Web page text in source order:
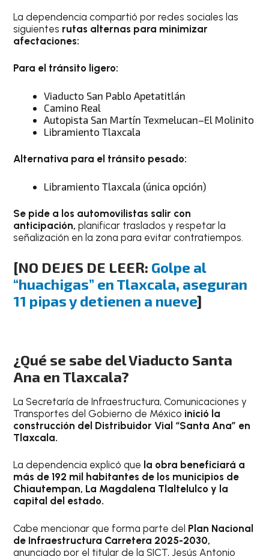
La dependencia compartió por redes sociales las
siguientes rutas alternas para minimizar
afectaciones:
Para el tránsito ligero:
Viaducto San Pablo Apetatitlán
Camino Real
Autopista San Martín Texmelucan–El Molinito
Libramiento Tlaxcala
Alternativa para el tránsito pesado:
Libramiento Tlaxcala (única opción)
Se pide a los automovilistas salir con
anticipación, planificar traslados y respetar la
señalización en la zona para evitar contratiempos.
[NO DEJES DE LEER: Golpe al
“huachigas” en Tlaxcala, aseguran
11 pipas y detienen a nueve]
¿Qué se sabe del Viaducto Santa
Ana en Tlaxcala?
La Secretaría de Infraestructura, Comunicaciones y
Transportes del Gobierno de México inició la
construcción del Distribuidor Vial “Santa Ana” en
Tlaxcala.
La dependencia explicó que la obra beneficiará a
más de 192 mil habitantes de los municipios de
Chiautempan, La Magdalena Tlaltelulco y la
capital del estado.
Cabe mencionar que forma parte del Plan Nacional
de Infraestructura Carretera 2025-2030,
anunciado por el titular de la SICT, Jesús Antonio